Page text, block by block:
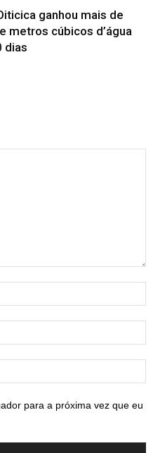
ganhou mais de
metros cúbicos d’água
dias
para a próxima vez que eu